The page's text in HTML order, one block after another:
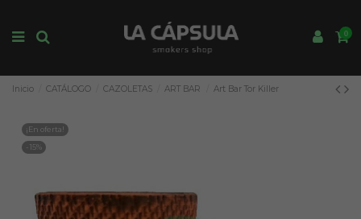
0
Inicio CATÁLOGO CAZOLETAS ART BAR Art Bar Tor Killer
¡En oferta!
-15%